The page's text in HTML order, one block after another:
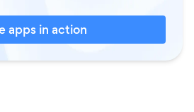
apps in action